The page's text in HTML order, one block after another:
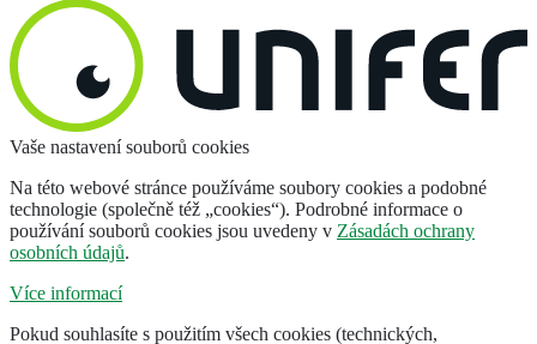
Vaše nastavení souborů cookies
Na této webové stránce používáme soubory cookies a podobné
technologie (společně též „cookies“). Podrobné informace o
používání souborů cookies jsou uvedeny v Zásadách ochrany
osobních údajů.
Více informací
Pokud souhlasíte s použitím všech cookies (technických,